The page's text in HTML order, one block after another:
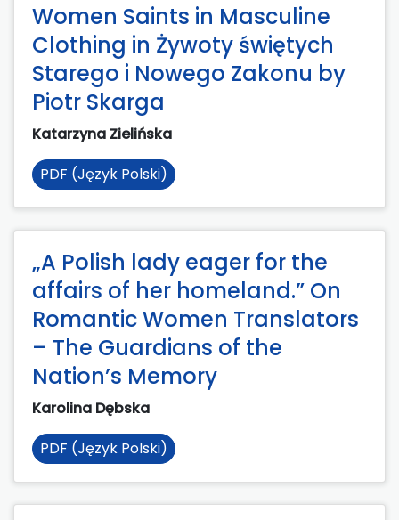
Women Saints in Masculine
Clothing in Żywoty świętych
Starego i Nowego Zakonu by
Piotr Skarga
Katarzyna Zielińska
PDF (Język Polski)
„A Polish lady eager for the
affairs of her homeland.” On
Romantic Women Translators
– The Guardians of the
Nation’s Memory
Karolina Dębska
PDF (Język Polski)